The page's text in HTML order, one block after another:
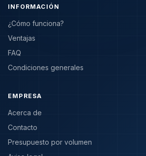
INFORMACIÓN
¿Cómo funciona?
Ventajas
FAQ
Condiciones generales
EMPRESA
Acerca de
Contacto
Presupuesto por volumen